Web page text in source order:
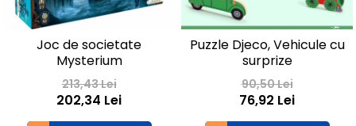
Joc de societate
Mysterium
213,43 Lei
202,34 Lei
Puzzle Djeco, Vehicule cu
surprize
90,50 Lei
76,92 Lei